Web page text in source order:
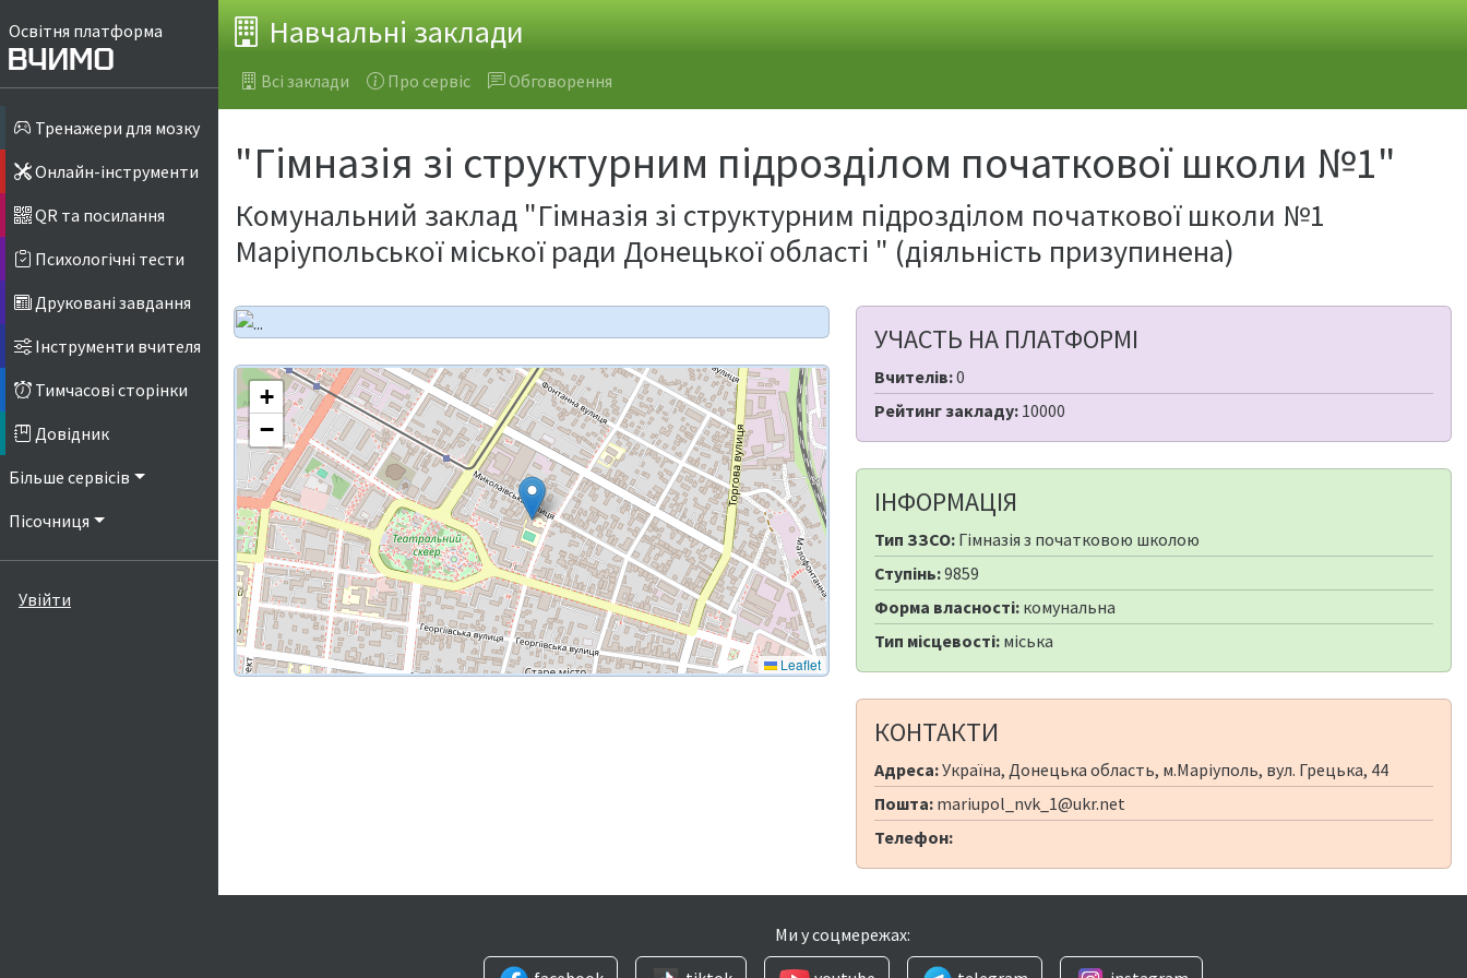
Освітня платформа
Тренажери для мозку
Онлайн-інструменти
QR та посилання
Психологічні тести
Друковані завдання
Інструменти вчителя
Тимчасові сторінки
Довідник
Більше сервісів
Пісочниця
Увійти
Навчальні заклади
Всі заклади Про сервіс Обговорення
"Гімназія зі структурним підрозділом початкової школи №1"
Комунальний заклад "Гімназія зі структурним підрозділом початкової школи №1
Маріупольської міської ради Донецької області " (діяльність призупинена)
+
−
Leaflet
УЧАСТЬ НА ПЛАТФОРМІ
Вчителів:0
Рейтинг закладу: 10000
ІНФОРМАЦІЯ
Тип ЗЗСО: Гімназія з початковою школою
Ступінь:9859
Форма власності: комунальна
Тип місцевості: міська
КОНТАКТИ
Адреса:Україна, Донецька область, м.Маріуполь, вул. Грецька, 44
Пошта: mariupol_nvk_1@ukr.net
Телефон:
Ми у соцмережах: